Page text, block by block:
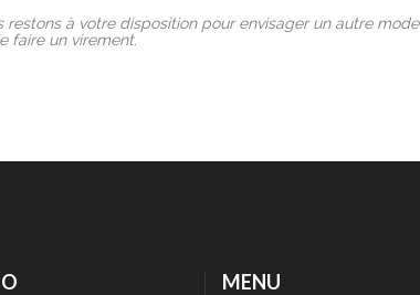
à votre disposition pour envisager un autre mode
faire un virement.
MENU